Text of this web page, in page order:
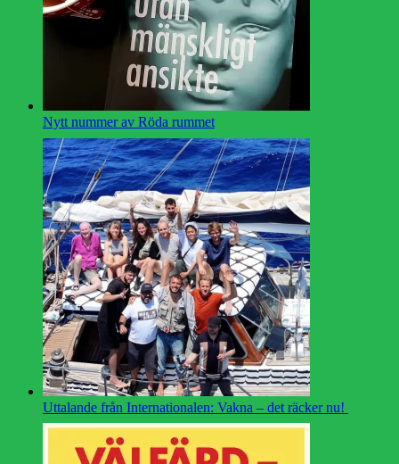
Nytt nummer av Röda rummet
Uttalande från Internationalen: Vakna – det räcker nu!